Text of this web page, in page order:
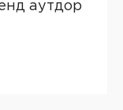
аутдор